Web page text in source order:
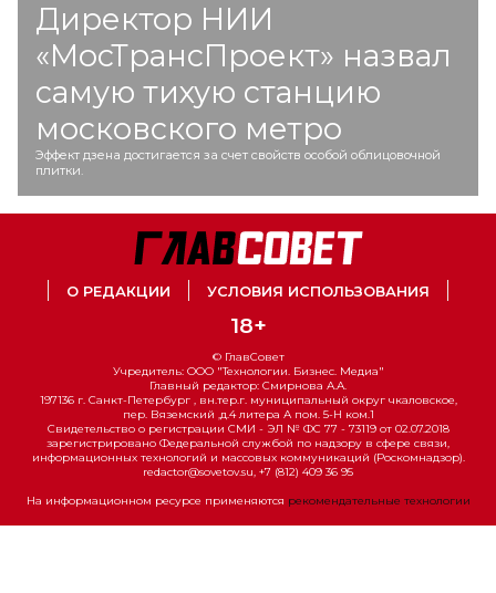
Директор НИИ
«МосТрансПроект» назвал
самую тихую станцию
московского метро
Эффект дзена достигается за счет свойств особой облицовочной
плитки.
О РЕДАКЦИИ УСЛОВИЯ ИСПОЛЬЗОВАНИЯ
18+
© ГлавСовет
Учредитель: ООО "Технологии. Бизнес. Медиа"
Главный редактор: Смирнова А.А.
197136 г. Санкт-Петербург , вн.тер.г. муниципальный округ чкаловское,
пер. Вяземский ,д.4 литера А пом. 5-Н ком.1
Свидетельство о регистрации СМИ - ЭЛ № ФС 77 - 73119 от 02.07.2018
зарегистрировано Федеральной службой по надзору в сфере связи,
информационных технологий и массовых коммуникаций (Роскомнадзор).
redactor@sovetov.su, +7 (812) 409 36 95
На информационном ресурсе применяются рекомендательные технологии